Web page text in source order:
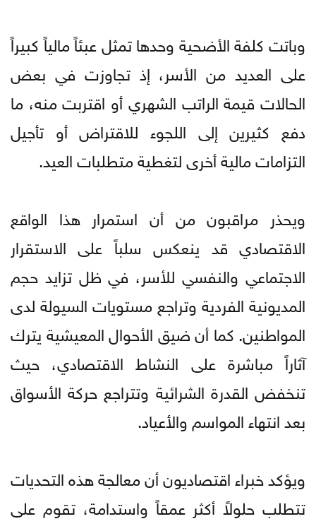
وباتت كلفة الأضحية وحدها تمثل عبئاً مالياً كبيراً
على العديد من الأسر، إذ تجاوزت في بعض
الحالات قيمة الراتب الشهري أو اقتربت منه، ما
دفع كثيرين إلى اللجوء للاقتراض أو تأجيل
التزامات مالية أخرى لتغطية متطلبات العيد.
ويحذر مراقبون من أن استمرار هذا الواقع
الاقتصادي قد ينعكس سلباً على الاستقرار
الاجتماعي والنفسي للأسر، في ظل تزايد حجم
المديونية الفردية وتراجع مستويات السيولة لدى
المواطنين. كما أن ضيق الأحوال المعيشية يترك
آثاراً مباشرة على النشاط الاقتصادي، حيث
تنخفض القدرة الشرائية وتتراجع حركة الأسواق
بعد انتهاء المواسم والأعياد.
ويؤكد خبراء اقتصاديون أن معالجة هذه التحديات
تتطلب حلولاً أكثر عمقاً واستدامة، تقوم على